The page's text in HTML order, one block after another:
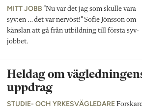
MITT JOBB ”Nu var det jag som skulle vara
syv:en … det var nervöst!” Sofie Jönsson om
känslan att gå från utbildning till första syv-
jobbet.
Heldag om
uppdrag
STUDIE- OCH YRKESVÄGLEDARE